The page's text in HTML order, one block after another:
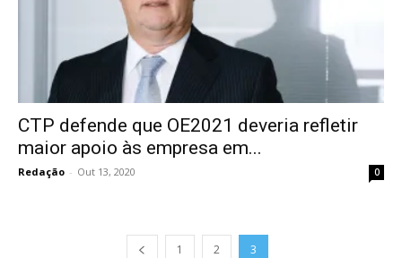
CTP defende que OE2021 deveria refletir
maior apoio às empresa em...
Redação - Out 13, 2020 0
1 2 3